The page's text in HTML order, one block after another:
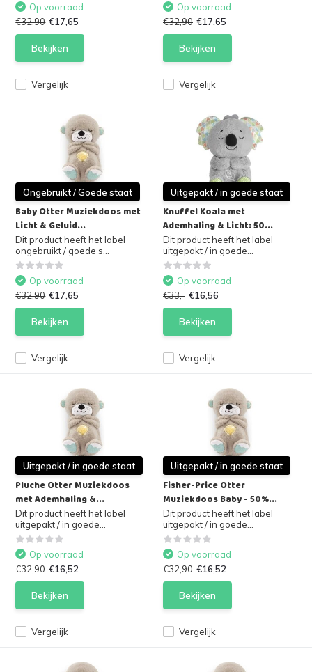
Vergelijk
Op voorraad
€32,90 €17,65
Bekijken
Vergelijk
Op voorraad
€32,90 €17,65
Bekijken
Ongebruikt / Goede staat
Baby Otter Muziekdoos met
Licht & Geluid...
Dit product heeft het label
ongebruikt / goede s...
Vergelijk
Op voorraad
€32,90 €17,65
Bekijken
Uitgepakt / in goede staat
Knuffel Koala met
Ademhaling & Licht: 50...
Dit product heeft het label
uitgepakt / in goede...
Vergelijk
Op voorraad
€33,- €16,56
Bekijken
Uitgepakt / in goede staat
Pluche Otter Muziekdoos
met Ademhaling &...
Dit product heeft het label
uitgepakt / in goede...
Vergelijk
Op voorraad
€32,90 €16,52
Bekijken
Uitgepakt / in goede staat
Fisher-Price Otter
Muziekdoos Baby - 50%...
Dit product heeft het label
uitgepakt / in goede...
Vergelijk
Op voorraad
€32,90 €16,52
Bekijken